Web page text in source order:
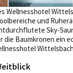
Wellnesshotel
und
Sky-
die Baumkronen ein